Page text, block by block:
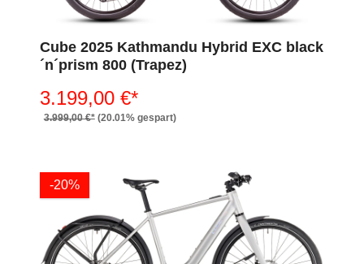
Cube 2025 Kathmandu Hybrid EXC black
´n´prism 800 (Trapez)
3.199,00 €*
3.999,00 €* (20.01% gespart)
-20%